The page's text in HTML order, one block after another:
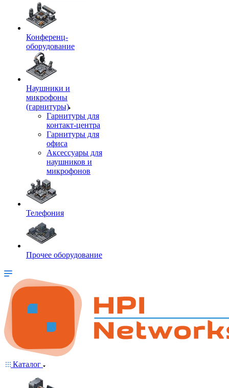
Конференц-
оборудование
Наушники и
микрофоны
(гарнитуры)
Гарнитуры для
контакт-центра
Гарнитуры для
офиса
Аксессуары для
наушников и
микрофонов
Телефония
Прочее оборудование
Каталог